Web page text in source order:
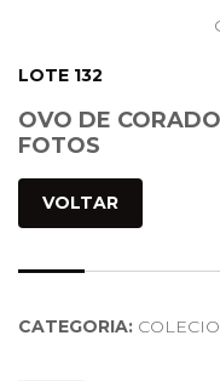
LOTE 132
OVO DE
FOTOS
VOLTAR
CATEGORIA: